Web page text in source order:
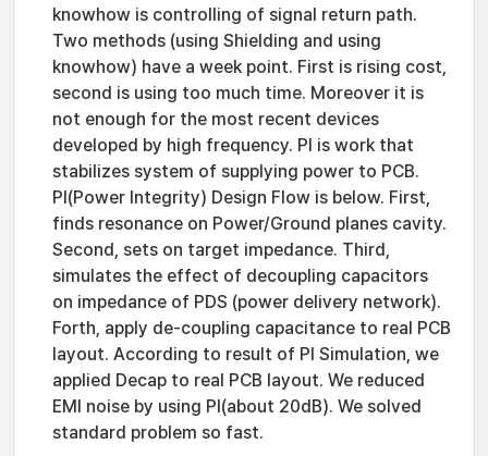
knowhow is controlling of signal return path.
Two methods (using Shielding and using
knowhow) have a week point. First is rising cost,
second is using too much time. Moreover it is
not enough for the most recent devices
developed by high frequency. PI is work that
stabilizes system of supplying power to PCB.
PI(Power Integrity) Design Flow is below. First,
finds resonance on Power/Ground planes cavity.
Second, sets on target impedance. Third,
simulates the effect of decoupling capacitors
on impedance of PDS (power delivery network).
Forth, apply de-coupling capacitance to real PCB
layout. According to result of PI Simulation, we
applied Decap to real PCB layout. We reduced
EMI noise by using PI(about 20dB). We solved
standard problem so fast.